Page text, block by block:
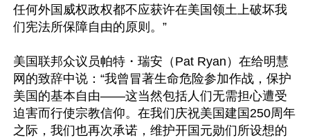
任何外国威权政权都不应获许在美国领土上破坏我
们宪法所保障自由的原则。”
美国联邦众议员帕特・瑞安（Pat Ryan）在给明慧
网的致辞中说：“我曾冒著生命危险参加作战，保护
美国的基本自由——这当然包括人们无需担心遭受
迫害而行使宗教信仰。在我们庆祝美国建国250周年
之际，我们也再次承诺，维护开国元勋们所设想的